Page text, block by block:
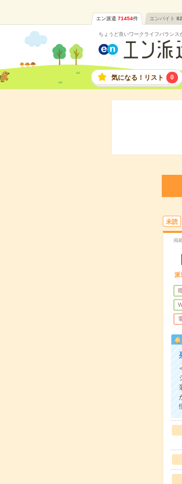
エン派遣 71454件 エンバイト
ちょうど良いワークライフバランス
気になる！リスト 0
未読
掲
派